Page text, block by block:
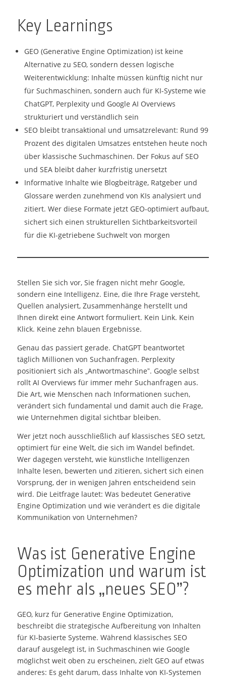
Key Learnings
GEO (Generative Engine Optimization) ist keine
Alternative zu SEO, sondern dessen logische
Weiterentwicklung: Inhalte müssen künftig nicht nur
für Suchmaschinen, sondern auch für KI-Systeme wie
ChatGPT, Perplexity und Google AI Overviews
strukturiert und verständlich sein
SEO bleibt transaktional und umsatzrelevant: Rund 99
Prozent des digitalen Umsatzes entstehen heute noch
über klassische Suchmaschinen. Der Fokus auf SEO
und SEA bleibt daher kurzfristig unersetzt
Informative Inhalte wie Blogbeiträge, Ratgeber und
Glossare werden zunehmend von KIs analysiert und
zitiert. Wer diese Formate jetzt GEO-optimiert aufbaut,
sichert sich einen strukturellen Sichtbarkeitsvorteil
für die KI-getriebene Suchwelt von morgen
Stellen Sie sich vor, Sie fragen nicht mehr Google,
sondern eine Intelligenz. Eine, die Ihre Frage versteht,
Quellen analysiert, Zusammenhänge herstellt und
Ihnen direkt eine Antwort formuliert. Kein Link. Kein
Klick. Keine zehn blauen Ergebnisse.
Genau das passiert gerade. ChatGPT beantwortet
täglich Millionen von Suchanfragen. Perplexity
positioniert sich als „Antwortmaschine”. Google selbst
rollt AI Overviews für immer mehr Suchanfragen aus.
Die Art, wie Menschen nach Informationen suchen,
verändert sich fundamental und damit auch die Frage,
wie Unternehmen digital sichtbar bleiben.
Wer jetzt noch ausschließlich auf klassisches SEO setzt,
optimiert für eine Welt, die sich im Wandel befindet.
Wer dagegen versteht, wie künstliche Intelligenzen
Inhalte lesen, bewerten und zitieren, sichert sich einen
Vorsprung, der in wenigen Jahren entscheidend sein
wird. Die Leitfrage lautet: Was bedeutet Generative
Engine Optimization und wie verändert es die digitale
Kommunikation von Unternehmen?
Was ist Generative Engine
Optimization und warum ist
es mehr als „neues SEO”?
GEO, kurz für Generative Engine Optimization,
beschreibt die strategische Aufbereitung von Inhalten
für KI-basierte Systeme. Während klassisches SEO
darauf ausgelegt ist, in Suchmaschinen wie Google
möglichst weit oben zu erscheinen, zielt GEO auf etwas
anderes: Es geht darum, dass Inhalte von KI-Systemen